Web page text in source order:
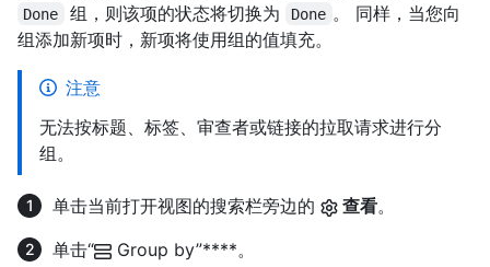
Done 组，则该项的状态将切换为 Done 。 同样，当您向
组添加新项时，新项将使用组的值填充。
注意
无法按标题、标签、审查者或链接的拉取请求进行分
组。
单击当前打开视图的搜索栏旁边的 查看。
单击“
Group by”****。